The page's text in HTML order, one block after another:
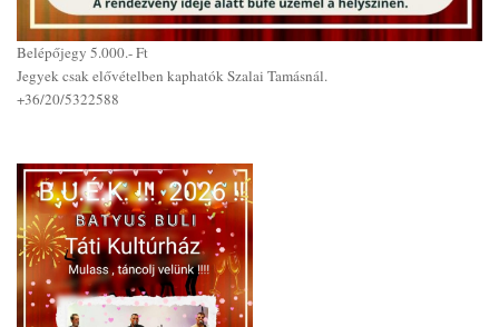
Belépőjegy 5.000.- Ft
Jegyek csak elővételben kaphatók Szalai Tamásnál.
+36/20/5322588